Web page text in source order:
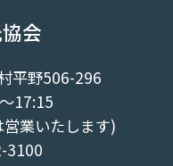
会
平野506-296
17:15
業いたします)
3100